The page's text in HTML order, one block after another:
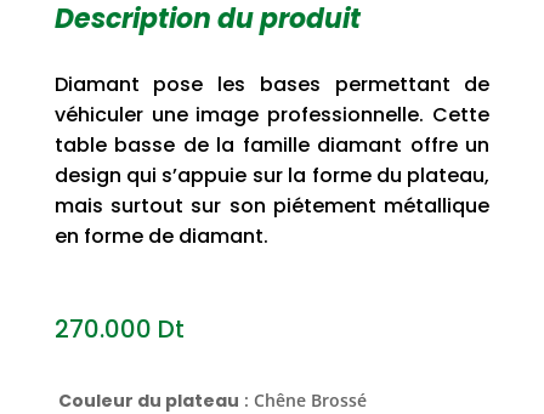
Description du produit
Diamant pose les bases permettant de
véhiculer une image professionnelle. Cette
table basse de la famille diamant offre un
design qui s’appuie sur la forme du plateau,
mais surtout sur son piétement métallique
en forme de diamant.
270.000 Dt
Couleur du plateau : Chêne Brossé